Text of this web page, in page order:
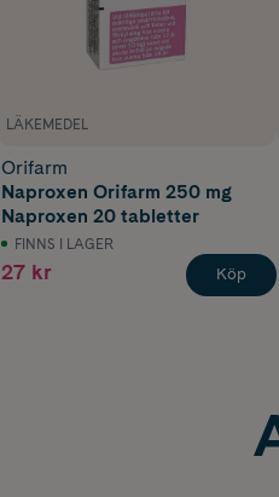
LÄKEMEDEL
Orifarm
Naproxen Orifarm 250 mg
Naproxen 20 tabletter
FINNS I LAGER
27 kr Köp